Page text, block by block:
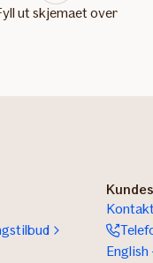
ut skjemaet over